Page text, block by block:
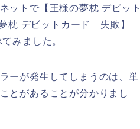
ットで【王様の夢枕 デビット
枕 デビットカード 失敗】
みました。
ーが発生してしまうのは、単
とがあることが分かりまし